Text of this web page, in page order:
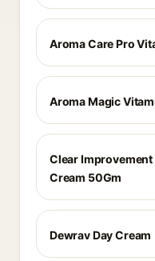
Aroma Care Pro
Aroma Magic
Clear Improvement
Cream 50Gm
Dewrav Day Cream